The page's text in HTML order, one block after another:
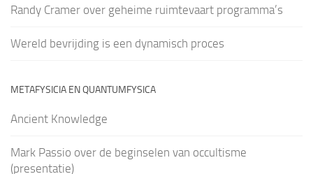
Randy Cramer over geheime ruimtevaart programma’s
Wereld bevrijding is een dynamisch proces
METAFYSICIA EN QUANTUMFYSICA
Ancient Knowledge
Mark Passio over de beginselen van occultisme
(presentatie)